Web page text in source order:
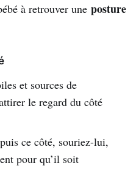
à retrouver une posture
et sources de
le regard du côté
ce côté, souriez-lui,
pour qu’il soit